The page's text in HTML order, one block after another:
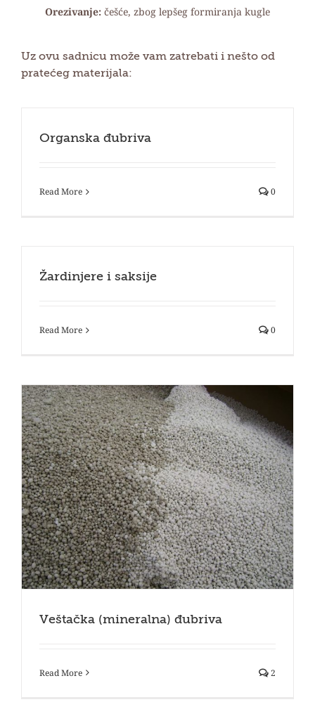
Orezivanje: češće, zbog lepšeg formiranja kugle
Uz ovu sadnicu može vam zatrebati i nešto od
pratećeg materijala:
Organska đubriva
Read More 0
Žardinjere i saksije
Read More 0
Veštačka (mineralna) đubriva
Read More 2